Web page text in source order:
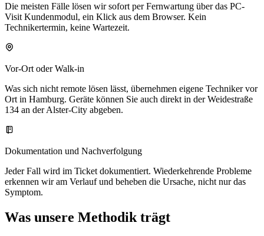
Die meisten Fälle lösen wir sofort per Fernwartung über das PC-
Visit Kundenmodul, ein Klick aus dem Browser. Kein
Technikertermin, keine Wartezeit.
Vor-Ort oder Walk-in
Was sich nicht remote lösen lässt, übernehmen eigene Techniker vor
Ort in Hamburg. Geräte können Sie auch direkt in der Weidestraße
134 an der Alster-City abgeben.
Dokumentation und Nachverfolgung
Jeder Fall wird im Ticket dokumentiert. Wiederkehrende Probleme
erkennen wir am Verlauf und beheben die Ursache, nicht nur das
Symptom.
Was unsere Methodik trägt